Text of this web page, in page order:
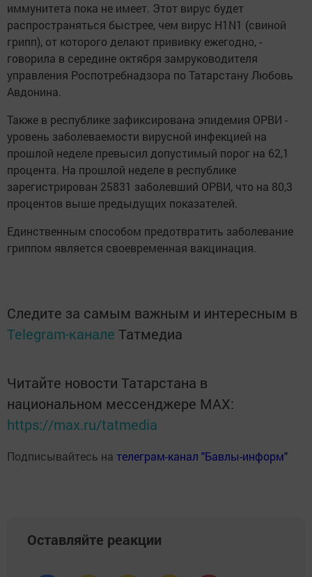
иммунитета пока не имеет. Этот вирус будет
распространяться быстрее, чем вирус H1N1 (свиной
грипп), от которого делают прививку ежегодно, -
говорила в середине октября замруководителя
управления Роспотребнадзора по Татарстану Любовь
Авдонина.
Также в республике зафиксирована эпидемия ОРВИ -
уровень заболеваемости вирусной инфекцией на
прошлой неделе превысил допустимый порог на 62,1
процента. На прошлой неделе в республике
зарегистрирован 25831 заболевший ОРВИ, что на 80,3
процентов выше предыдущих показателей.
Единственным способом предотвратить заболевание
гриппом является своевременная вакцинация.
Следите за самым важным и интересным в
Telegram-канале Татмедиа
Читайте новости Татарстана в
национальном мессенджере MАХ:
https://max.ru/tatmedia
Подписывайтесь на телеграм-канал "Бавлы-информ"
Оставляйте реакции